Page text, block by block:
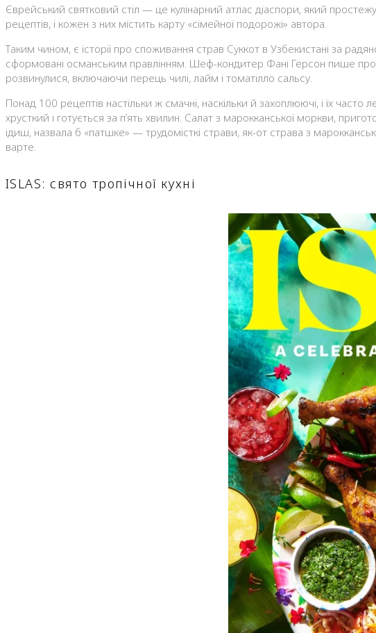
Єврейський святковий стіл — це кулінарний атлас діаспори, який
рецептів, і кожен з них містить карту «сімейної подорожі» автора.
Таким чином, є історії про споживання страв Суккот в Узбекистані за
сформовані османським правлінням. Шеф-кондитер Фані Герсон пише про
розвинулися, включаючи перець чилі, лайм і томатілло сальсу.
Понад 100 рецептів настільки ж смачні, наскільки й захоплюючі, і їх
хрусткий і готується за п’ять хвилин. Салат з марокканської моркви,
ідиш, назвала б «патшке» — трудомісткі страви, як-от страва з
варте.
ISLAS: свято тропічної кухні